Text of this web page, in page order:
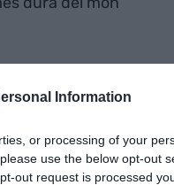
Information
or processing of your
use the below opt-out
out request is processed
i Ballbé van
en
per estudiar
manera la idea